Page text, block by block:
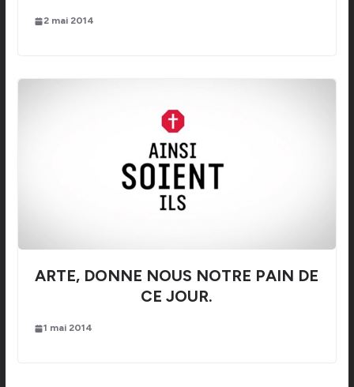
2 mai 2014
ARTE, DONNE NOUS NOTRE PAIN DE
CE JOUR.
1 mai 2014